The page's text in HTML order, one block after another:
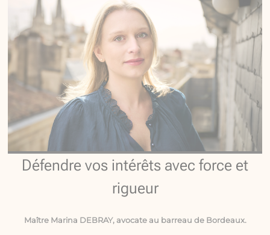
Défendre vos intérêts avec force et
rigueur
Maître Marina DEBRAY, avocate au barreau de Bordeaux.